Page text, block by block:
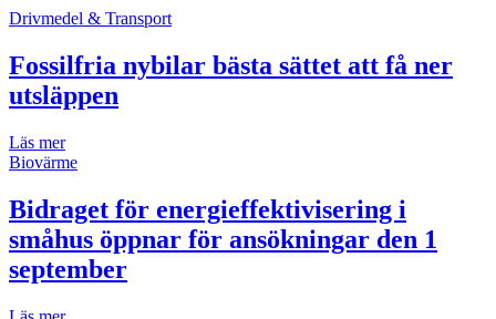
Drivmedel & Transport
Fossilfria nybilar bästa sättet att få ner
utsläppen
Läs mer
Biovärme
Bidraget för energieffektivisering i
småhus öppnar för ansökningar den 1
september